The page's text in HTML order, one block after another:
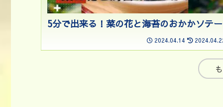
5分で出来る！菜の花と海苔のおかかソテー
2024.04.14